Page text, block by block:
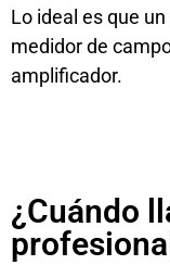
Lo ideal es que
medidor de
amplificador.
¿Cuándo